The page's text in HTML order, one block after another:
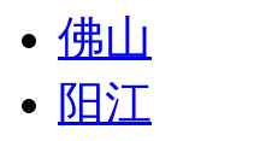
佛山
阳江